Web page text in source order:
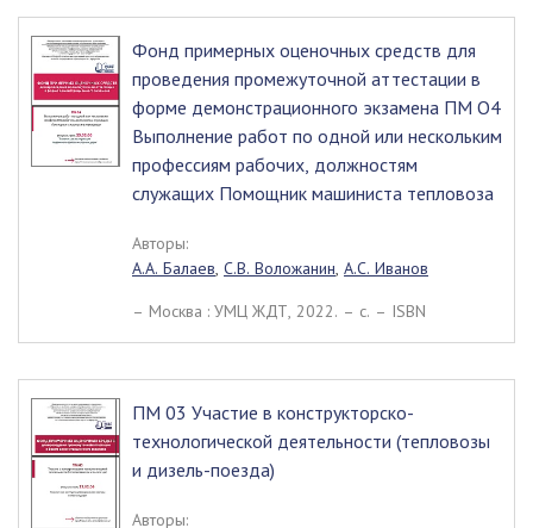
Фонд примерных оценочных средств для
проведения промежуточной аттестации в
форме демонстрационного экзамена ПМ О4
Выполнение работ по одной или нескольким
профессиям рабочих, должностям
служащих Помощник машиниста тепловоза
Авторы:
А.А. Балаев, С.В. Воложанин, А.С. Иванов
– Москва : УМЦ ЖДТ, 2022. – c. – ISBN
ПМ 03 Участие в конструкторско-
технологической деятельности (тепловозы
и дизель-поезда)
Авторы: